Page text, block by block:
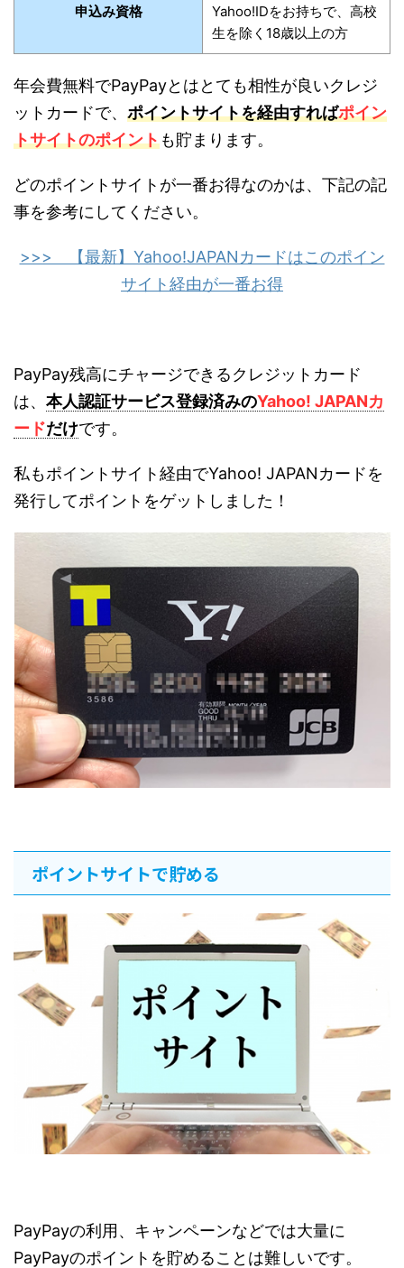
申込み資格
Yahoo!IDをお持ちで、高校
生を除く18歳以上の方
年会費無料でPayPayとはとても相性が良いクレジ
ットカードで、 ポイントサイトを経由すればポイン
トサイトのポイントも貯まります。
どのポイントサイトが一番お得なのかは、下記の記
事を参考にしてください。
>>> 【最新】Yahoo!JAPANカードはこのポイン
サイト経由が一番お得
PayPay残高にチャージできるクレジットカード
は、 本人認証サービス登録済みのYahoo! JAPANカ
ードだけです。
私もポイントサイト経由でYahoo! JAPANカードを
発行してポイントをゲットしました！
ポイントサイトで貯める
PayPayの利用、キャンペーンなどでは大量に
PayPayのポイントを貯めることは難しいです。